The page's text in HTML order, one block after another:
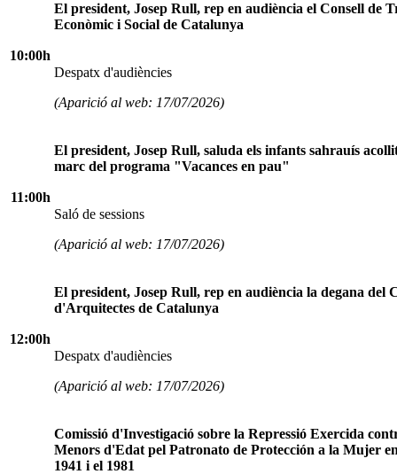
10:00h
El president, Josep Rull, rep en audiència el Consell de
Econòmic i Social de Catalunya
Despatx d'audiències
(Aparició al web: 17/07/2026)
11:00h
El president, Josep Rull, saluda els infants sahrauís
marc del programa "Vacances en pau"
Saló de sessions
(Aparició al web: 17/07/2026)
12:00h
El president, Josep Rull, rep en audiència la degana del
d'Arquitectes de Catalunya
Despatx d'audiències
(Aparició al web: 17/07/2026)
Comissió d'Investigació sobre la Repressió Exercida
Menors d'Edat pel Patronato de Protección a la Mujer
1941 i el 1981